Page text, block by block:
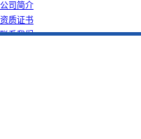
公司简介
资质证书
联系我们